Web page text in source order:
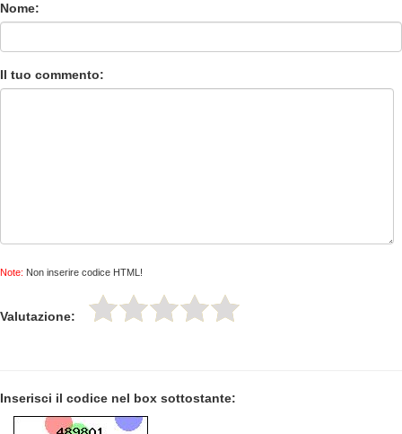
Nome:
Il tuo commento:
Note: Non inserire codice HTML!
Valutazione:
Inserisci il codice nel box sottostante: